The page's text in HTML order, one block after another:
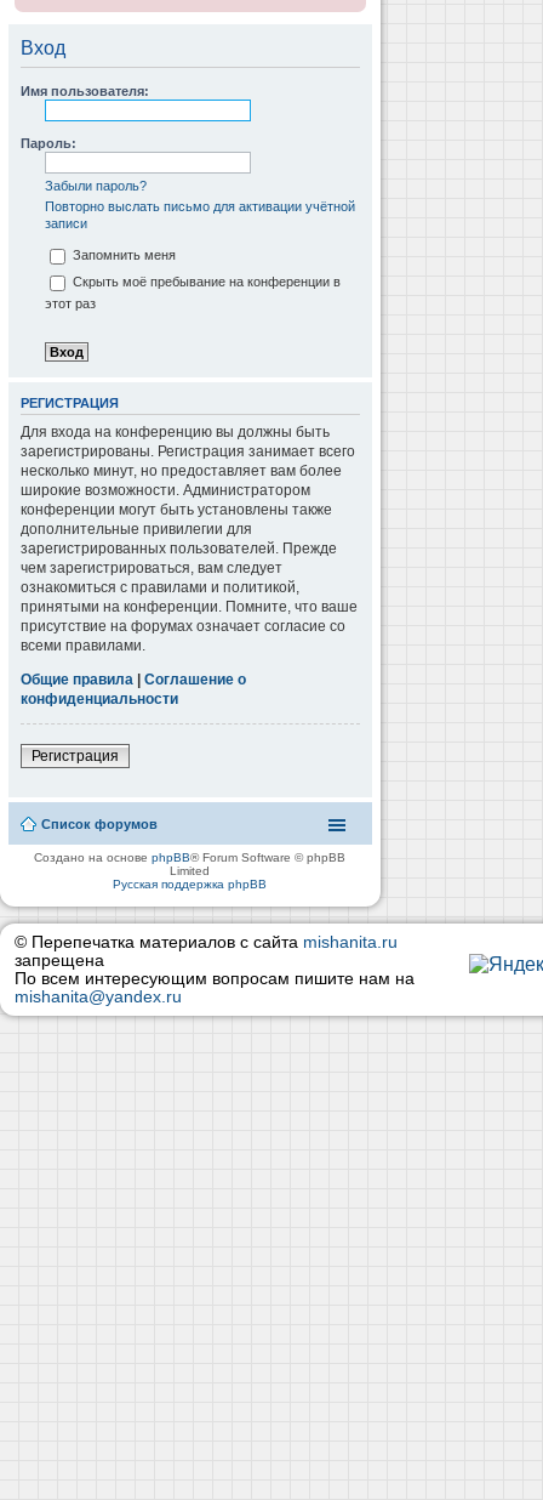
Вход
Имя пользователя:
Пароль:
Забыли пароль?
Повторно выслать письмо для активации учётной
записи
Запомнить меня
Скрыть моё пребывание на конференции в
этот раз
РЕГИСТРАЦИЯ
Для входа на конференцию вы должны быть
зарегистрированы. Регистрация занимает всего
несколько минут, но предоставляет вам более
широкие возможности. Администратором
конференции могут быть установлены также
дополнительные привилегии для
зарегистрированных пользователей. Прежде
чем зарегистрироваться, вам следует
ознакомиться с правилами и политикой,
принятыми на конференции. Помните, что ваше
присутствие на форумах означает согласие со
всеми правилами.
Общие правила | Соглашение о
конфиденциальности
Регистрация
Список форумов
Создано на основеphpBB® Forum Software © phpBB
Limited
Русская поддержка phpBB
© Перепечатка материалов с сайта mishanita.ru
запрещена
По всем интересующим вопросам пишите нам на
mishanita@yandex.ru